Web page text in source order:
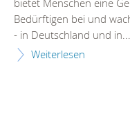
Bedürftigen bei und
- in Deutschland und in...
Weiterlesen